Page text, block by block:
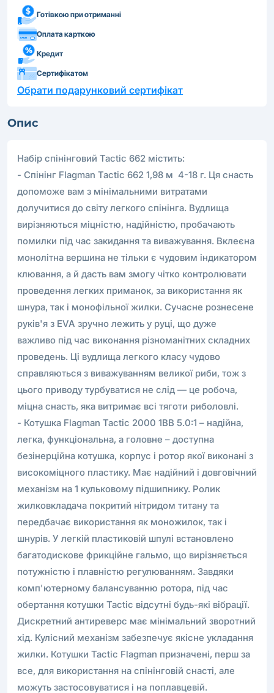
Готівкою при отриманні
Оплата карткою
Кредит
Сертифікатом
Обрати подарунковий сертифікат
Опис
Набір спінінговий Tactic 662 містить:
- Спiнiнг Flagman Tactic 662 1,98 м 4-18 г. Ця снасть
допоможе вам з мінімальними витратами
долучитися до світу легкого спінінга. Вудлища
вирізняються міцністю, надійністю, пробачають
помилки під час закидання та виважування. Вклеєна
монолітна вершина не тільки є чудовим індикатором
клювання, а й дасть вам змогу чітко контролювати
проведення легких приманок, за використання як
шнура, так і монофільної жилки. Сучасне рознесене
руків'я з EVA зручно лежить у руці, що дуже
важливо під час виконання різноманітних складних
проведень. Ці вудлища легкого класу чудово
справляються з виважуванням великої риби, тож з
цього приводу турбуватися не слід — це робоча,
міцна снасть, яка витримає всі тяготи риболовлі.
- Котушка Flagman Tactic 2000 1BB 5.0:1 – надійна,
легка, функціональна, а головне – доступна
безінерційна котушка, корпус і ротор якої виконані з
високоміцного пластику. Має надійний і довговічний
механізм на 1 кульковому підшипнику. Ролик
жилковкладача покритий нітридом титану та
передбачає використання як моножилок, так і
шнурів. У легкій пластиковій шпулі встановлено
багатодискове фрикційне гальмо, що вирізняється
потужністю і плавністю регулюванням. Завдяки
комп'ютерному балансуванню ротора, під час
обертання котушки Tactic відсутні будь-які вібрації.
Дискретний антиреверс має мінімальний зворотний
хід. Кулісний механізм забезпечує якісне укладання
жилки. Котушки Tactic Flagman призначені, перш за
все, для використання на спінінговій снасті, але
можуть застосовуватися і на поплавцевій.